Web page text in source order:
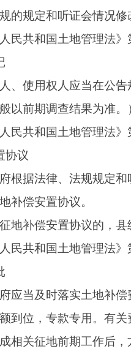
土地的必要性、合理性、
否符合法定程序进行审查。
土地管理法》
级以上地方人民政府应当
收土地公告，公布征收范
土地管理法》
组织实施
及时作出征地补偿安置决定
土地管理法实施条例》第三